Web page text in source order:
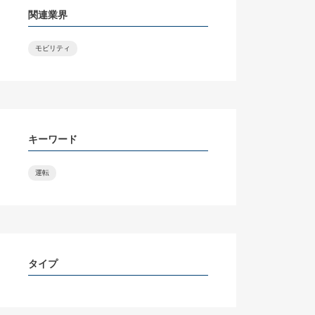
関連業界
モビリティ
キーワード
運転
タイプ